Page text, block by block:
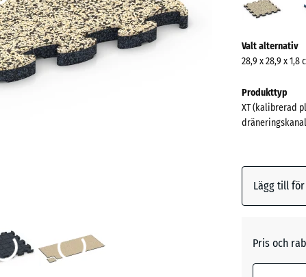
information
om
färgerna?
Visa
färgpalett
Valt alternativ
28,9 x 28,9 x 1,8
Produkttyp
XT (kalibrerad
Lägg till
Pris och